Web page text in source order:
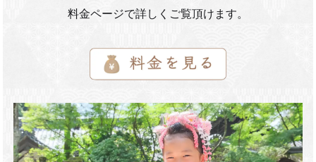
料金ページで詳しくご覧頂けます。